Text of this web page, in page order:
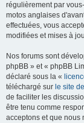
régulièrement par
motos anglaises
effectuées, vous
modifiées et mises à
Nos forums sont
phpBB » et « phpBB
déclaré sous la «
téléchargé sur le site
de faciliter les
être tenu comme
acceptons et que nous